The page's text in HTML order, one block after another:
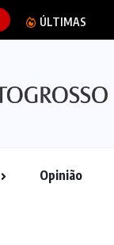
ÚLTIMAS
Opinião